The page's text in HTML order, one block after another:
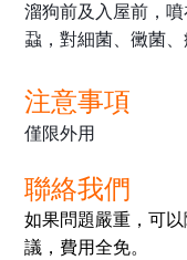
溜狗前及入屋前，
蝨，對細菌、黴菌
注意事項
僅限外用
聯絡我們
如果問題嚴重，可
議，費用全免。